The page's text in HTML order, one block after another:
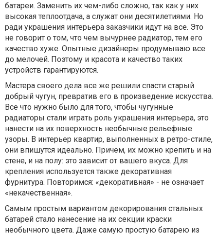
батареи. Заменить их чем-либо сложно, так как у них
высокая теплоотдача, а служат они десятилетиями. Но
ради украшения интерьера заказчики идут на все. Это
не говорит о том, что чем вычурнее радиатор, тем его
качество хуже. Опытные дизайнеры продумываю все
до мелочей. Поэтому и красота и качество таких
устройств гарантируются.
Мастера своего дела все же решили спасти старый
добрый чугун, превратив его в произведение искусства.
Все что нужно было для того, чтобы чугунные
радиаторы стали играть роль украшения интерьера, это
нанести на их поверхность необычные рельефные
узоры. В интерьер квартир, выполненных в ретро-стиле,
они впишутся идеально. Причем, их можно крепить и на
стене, и на полу: это зависит от вашего вкуса. Для
крепления используется также декоративная
фурнитура. Повторимся: «декоративная» - не означает
«некачественная».
Самым простым вариантом декорирования стальных
батарей стало нанесение на их секции краски
необычного цвета. Даже самую простую батарею из